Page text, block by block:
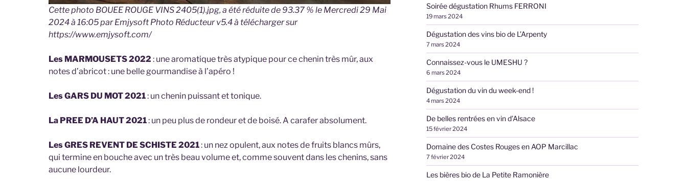
Cette photo BOUEE ROUGE VINS 2405(1).jpg, a été réduite de 93.37 % le Mercredi 29 Mai
2024 à 16:05 par Emjysoft Photo Réducteur v5.4 à télécharger sur
https://www.emjysoft.com/
Les MARMOUSETS 2022 : une aromatique très atypique pour ce chenin très mûr, aux
notes d’abricot : une belle gourmandise à l’apéro !
Les GARS DU MOT 2021: un chenin puissant et tonique.
La PREE D’A HAUT 2021: un peu plus de rondeur et de boisé. A carafer absolument.
Les GRES REVENT DE SCHISTE 2021: un nez opulent, aux notes de fruits blancs mûrs,
qui termine en bouche avec un très beau volume et, comme souvent dans les chenins, sans
aucune lourdeur.
Soirée dégustation Rhums FERRONI
19 mars 2024
Dégustation des vins bio de L’Arpenty
7 mars 2024
Connaissez-vous le UMESHU ?
6 mars 2024
Dégustation du vin du week-end !
4 mars 2024
De belles rentrées en vin d’Alsace
15 février 2024
Domaine des Costes Rouges en AOP Marcillac
7 février 2024
Les bières bio de La Petite Ramonière